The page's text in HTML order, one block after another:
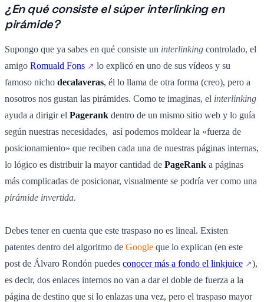
¿En qué consiste el súper interlinking en
pirámide?
Supongo que ya sabes en qué consiste un interlinking controlado, el
amigo Romuald Fons
lo explicó en uno de sus vídeos y su
famoso nicho decalaveras, él lo llama de otra forma (creo), pero a
nosotros nos gustan las pirámides. Como te imaginas, el interlinking
ayuda a dirigir el Pagerank dentro de un mismo sitio web y lo guía
según nuestras necesidades, así podemos moldear la «fuerza de
posicionamiento» que reciben cada una de nuestras páginas internas,
lo lógico es distribuir la mayor cantidad de PageRank a páginas
más complicadas de posicionar, visualmente se podría ver como una
pirámide invertida.
Debes tener en cuenta que este traspaso no es lineal. Existen
patentes dentro del algoritmo de Google que lo explican (en este
post de Álvaro Rondón puedes conocer más a fondo el linkjuice
),
es decir, dos enlaces internos no van a dar el doble de fuerza a la
página de destino que si lo enlazas una vez, pero el traspaso mayor